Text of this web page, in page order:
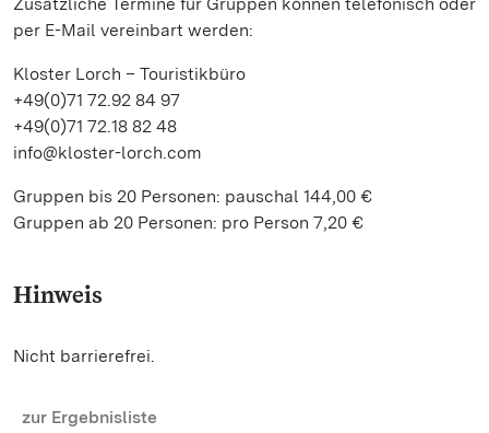
per E-Mail vereinbart werden:
Kloster Lorch – Touristikbüro
+49(0)71 72.92 84 97
+49(0)71 72.18 82 48
info@kloster-lorch.com
Gruppen bis 20 Personen: pauschal 144,00 €
Gruppen ab 20 Personen: pro Person 7,20 €
Hinweis
Nicht barrierefrei.
zur Ergebnisliste